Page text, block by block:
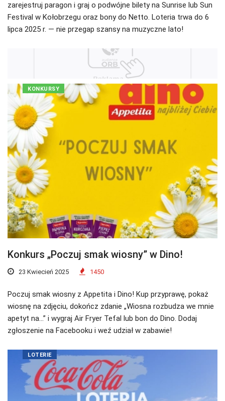
zarejestruj paragon i graj o podwójne bilety na Sunrise lub Sun
Festival w Kołobrzegu oraz bony do Netto. Loteria trwa do 6
lipca 2025 r. — nie przegap szansy na muzyczne lato!
KONKURSY
Konkurs „Poczuj smak wiosny” w Dino!
23 Kwiecień 2025 1450
Poczuj smak wiosny z Appetita i Dino! Kup przyprawę, pokaż
wiosnę na zdjęciu, dokończ zdanie „Wiosna rozbudza we mnie
apetyt na…” i wygraj Air Fryer Tefal lub bon do Dino. Dodaj
zgłoszenie na Facebooku i weź udział w zabawie!
LOTERIE